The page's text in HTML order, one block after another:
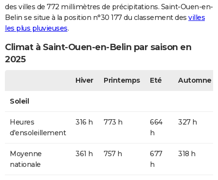
des villes de 772 millimètres de précipitations. Saint-Ouen-en-
Belin se situe à la position n°30 177 du classement des villes
les plus pluvieuses.
Climat à Saint-Ouen-en-Belin par saison en
2025
Hiver Printemps Eté Automne
Soleil
Heures
d'ensoleillement
316 h 773 h
664
h
327 h
Moyenne
nationale
361 h 757 h
677
h
318 h